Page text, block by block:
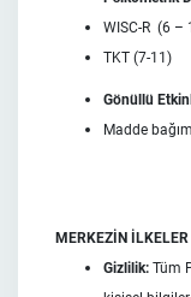
WISC-R (6 –
TKT (7-11)
Gönüllü
Madde
MERKEZİN İLKELER İ
Gizlilik: Tüm